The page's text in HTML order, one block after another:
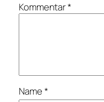
Kommentar*
Name*